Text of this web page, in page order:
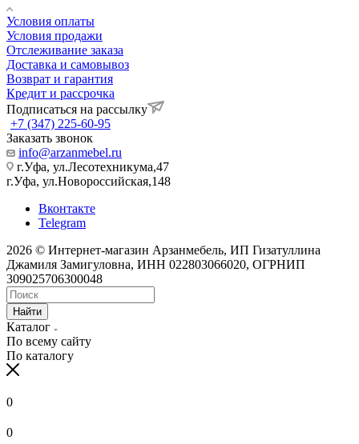
Условия оплаты
Условия продажи
Отслеживание заказа
Доставка и самовывоз
Возврат и гарантия
Кредит и рассрочка
Подписаться на рассылку
+7 (347) 225-60-95
Заказать звонок
info@arzanmebel.ru
г.Уфа, ул.Лесотехникума,47
г.Уфа, ул.Новороссийская,148
Вконтакте
Telegram
2026 © Интернет-магазин Арзанмебель, ИП Гизатуллина
Джамиля Замигуловна, ИНН 022803066020, ОГРНИП
309025706300048
Найти
Каталог
По всему сайту
По каталогу
0
0